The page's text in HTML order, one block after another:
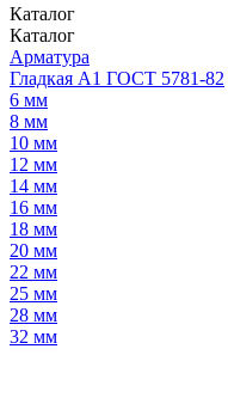
Каталог
Каталог
Арматура
Гладкая А1 ГОСТ 5781-82
6 мм
8 мм
10 мм
12 мм
14 мм
16 мм
18 мм
20 мм
22 мм
25 мм
28 мм
32 мм